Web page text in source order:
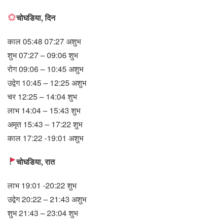
चोघडिया, दिन
काल 05:48 07:27 अशुभ
शुभ 07:27 – 09:06 शुभ
रोग 09:06 – 10:45 अशुभ
उद्वेग 10:45 – 12:25 अशुभ
चर 12:25 – 14:04 शुभ
लाभ 14:04 – 15:43 शुभ
अमृत 15:43 – 17:22 शुभ
काल 17:22 -19:01 अशुभ
चोघडिया, रात
लाभ 19:01 -20:22 शुभ
उद्वेग 20:22 – 21:43 अशुभ
शुभ 21:43 – 23:04 शुभ